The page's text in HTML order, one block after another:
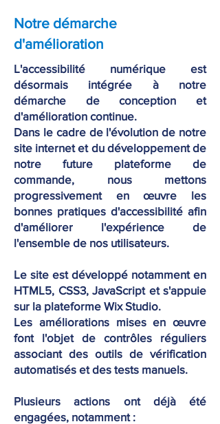
Notre démarche
d'amélioration
L'accessibilité numérique est
désormais intégrée à notre
démarche de conception et
d'amélioration continue.
Dans le cadre de l'évolution de notre
site internet et du développement de
notre future plateforme de
commande, nous mettons
progressivement en œuvre les
bonnes pratiques d'accessibilité afin
d'améliorer l'expérience de
l'ensemble de nos utilisateurs.
Le site est développé notamment en
HTML5, CSS3, JavaScript et s'appuie
sur la plateforme Wix Studio.
​Les améliorations mises en œuvre
font l'objet de contrôles réguliers
associant des outils de vérification
automatisés et des tests manuels.
Plusieurs actions ont déjà été
engagées, notamment :